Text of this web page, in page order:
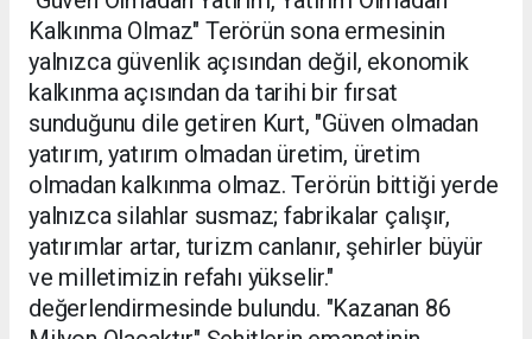
Kalkınma Olmaz" Terörün sona ermesinin
yalnızca güvenlik açısından değil, ekonomik
kalkınma açısından da tarihi bir fırsat
sunduğunu dile getiren Kurt, "Güven olmadan
yatırım, yatırım olmadan üretim, üretim
olmadan kalkınma olmaz. Terörün bittiği yerde
yalnızca silahlar susmaz; fabrikalar çalışır,
yatırımlar artar, turizm canlanır, şehirler büyür
ve milletimizin refahı yükselir."
değerlendirmesinde bulundu. "Kazanan 86